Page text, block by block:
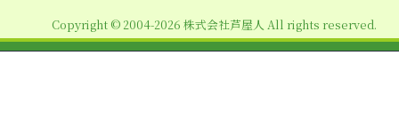
Copyright © 2004-2026 株式会社芦屋人 All rights reserved.